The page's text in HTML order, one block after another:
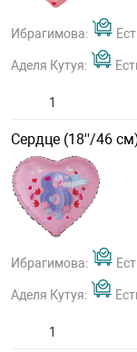
Ибрагимова:
Аделя Кутуя:
Сердце (18''/46
Ибрагимова:
Аделя Кутуя: